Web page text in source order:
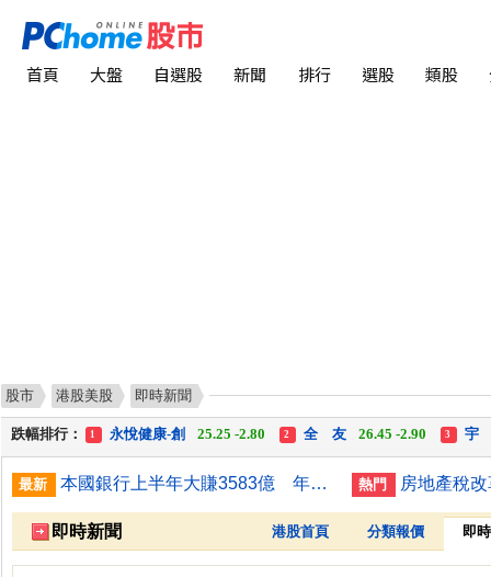
首頁 大盤 自選股 新聞 排行 選股 類股
股市 港股美股 即時新聞
漲幅排行： 1 統 新187.00 +17.00 富世達1,760.00 +160.00
跌幅排行：
1 永悅健康-創 25.25 -2.80 2 全 友 26.45 -2.90 3
宇
跌停排行：
全 友26.45 -2.90
最新 本國銀行上半年大賺3583億 年增2成寫同期新高 熱門
即時新聞 港股首頁 分類報價 即